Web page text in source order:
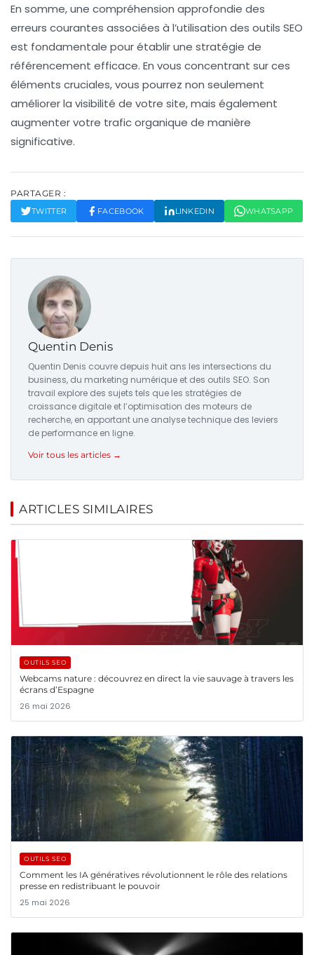
En somme, une compréhension approfondie des
erreurs courantes associées à l’utilisation des outils SEO
est fondamentale pour établir une stratégie de
référencement efficace. En vous concentrant sur ces
éléments cruciales, vous pourrez non seulement
améliorer la visibilité de votre site, mais également
augmenter votre trafic organique de manière
significative.
PARTAGER :
TWITTER FACEBOOK LINKEDIN WHATSAPP
Quentin Denis
Quentin Denis couvre depuis huit ans les intersections du
business, du marketing numérique et des outils SEO. Son
travail explore des sujets tels que les stratégies de
croissance digitale et l’optimisation des moteurs de
recherche, en apportant une analyse technique des leviers
de performance en ligne.
Voir tous les articles →
ARTICLES SIMILAIRES
OUTILS SEO
Webcams nature : découvrez en direct la vie sauvage à travers les
écrans d’Espagne
26 mai 2026
OUTILS SEO
Comment les IA génératives révolutionnent le rôle des relations
presse en redistribuant le pouvoir
25 mai 2026